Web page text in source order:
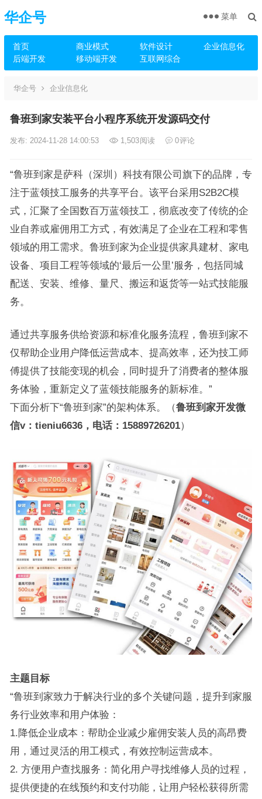
华企号
首页 商业模式 软件设计
企业信息化
后端开发
移动端开发 互联网综合
菜单
华企号 企业信息化
鲁班到家安装平台小程序系统开发源码交付
发布: 2024-11-28 14:00:53 1,503阅读 0评论
“鲁班到家是萨科（深圳）科技有限公司旗下的品牌，专
注于蓝领技工服务的共享平台。该平台采用S2B2C模
式，汇聚了全国数百万蓝领技工，彻底改变了传统的企
业自养或雇佣用工方式，有效满足了企业在工程和零售
领域的用工需求。鲁班到家为企业提供家具建材、家电
设备、项目工程等领域的‘最后一公里’服务，包括同城
配送、安装、维修、量尺、搬运和返货等一站式技能服
务。
通过共享服务供给资源和标准化服务流程，鲁班到家不
仅帮助企业用户降低运营成本、提高效率，还为技工师
傅提供了技能变现的机会，同时提升了消费者的整体服
务体验，重新定义了蓝领技能服务的新标准。”
下面分析下“鲁班到家”的架构体系。（鲁班到家开发微
信v：tieniu6636，电话：15889726201）
主题目标
“鲁班到家致力于解决行业的多个关键问题，提升到家服
务行业效率和用户体验：
1.降低企业成本：帮助企业减少雇佣安装人员的高昂费
用，通过灵活的用工模式，有效控制运营成本。
2. 方便用户查找服务：简化用户寻找维修人员的过程，
提供便捷的在线预约和支付功能，让用户轻松获得所需